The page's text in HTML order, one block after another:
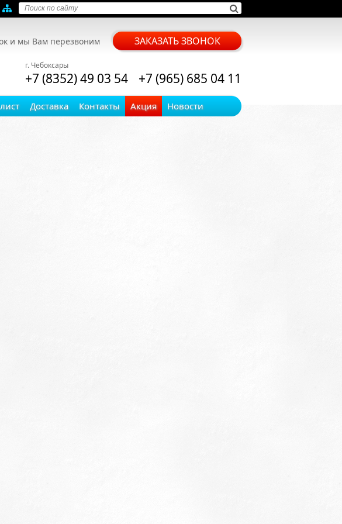
и мы Вам перезвоним ЗАКАЗАТЬ ЗВОНОК
г. Чебоксары
+7 (8352) 49 03 54 +7 (965) 685 04 11
Доставка Контакты Акция Новости